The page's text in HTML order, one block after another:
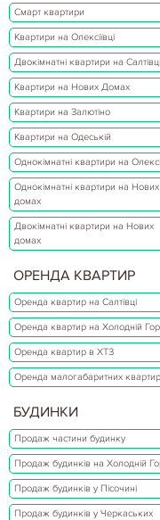
Смарт квартири
Квартири на Олексіївці
Двокімнатні квартири на Салтівці
Квартири на Нових Домах
Квартири на Залютіно
Квартири на Одеській
Однокімнатні квартири на
Однокімнатні квартири на Нових
домах
Двокімнатні квартири на Нових
домах
ОРЕНДА КВАРТИР
Оренда квартир на Салтівці
Оренда квартир на Холодній
Оренда квартир в ХТЗ
Оренда малогабаритних квартир
БУДИНКИ
Продаж частини будинку
Продаж будинків на Холодній
Продаж будинків у Пісочині
Продаж будинків у Черкаських